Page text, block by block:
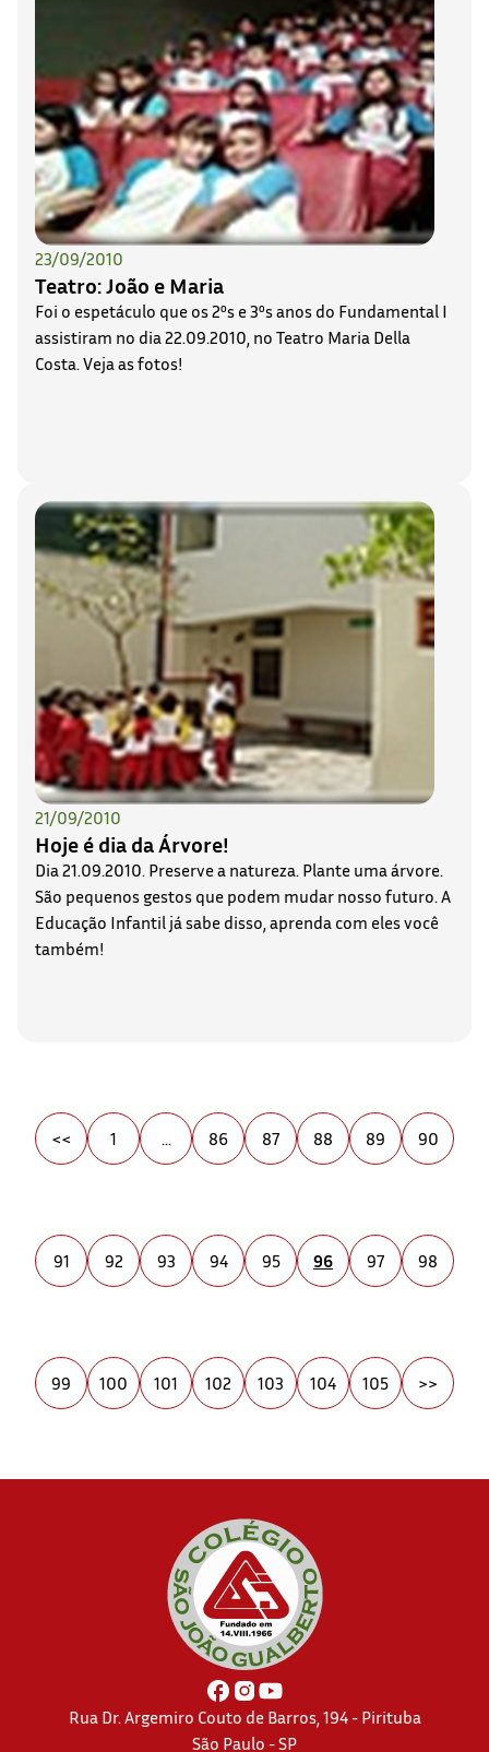
23/09/2010
Teatro: João e Maria
Foi o espetáculo que os 2ºs e 3ºs anos do Fundamental I
assistiram no dia 22.09.2010, no Teatro Maria Della
Costa. Veja as fotos!
21/09/2010
Hoje é dia da Árvore!
Dia 21.09.2010. Preserve a natureza. Plante uma árvore.
São pequenos gestos que podem mudar nosso futuro. A
Educação Infantil já sabe disso, aprenda com eles você
também!
<< 1 ... 86 87 88 89 90
91 92 93 94 95 96 97 98
99 100 101 102 103 104 105 >>
Rua Dr. Argemiro Couto de Barros, 194 - Pirituba
São Paulo - SP